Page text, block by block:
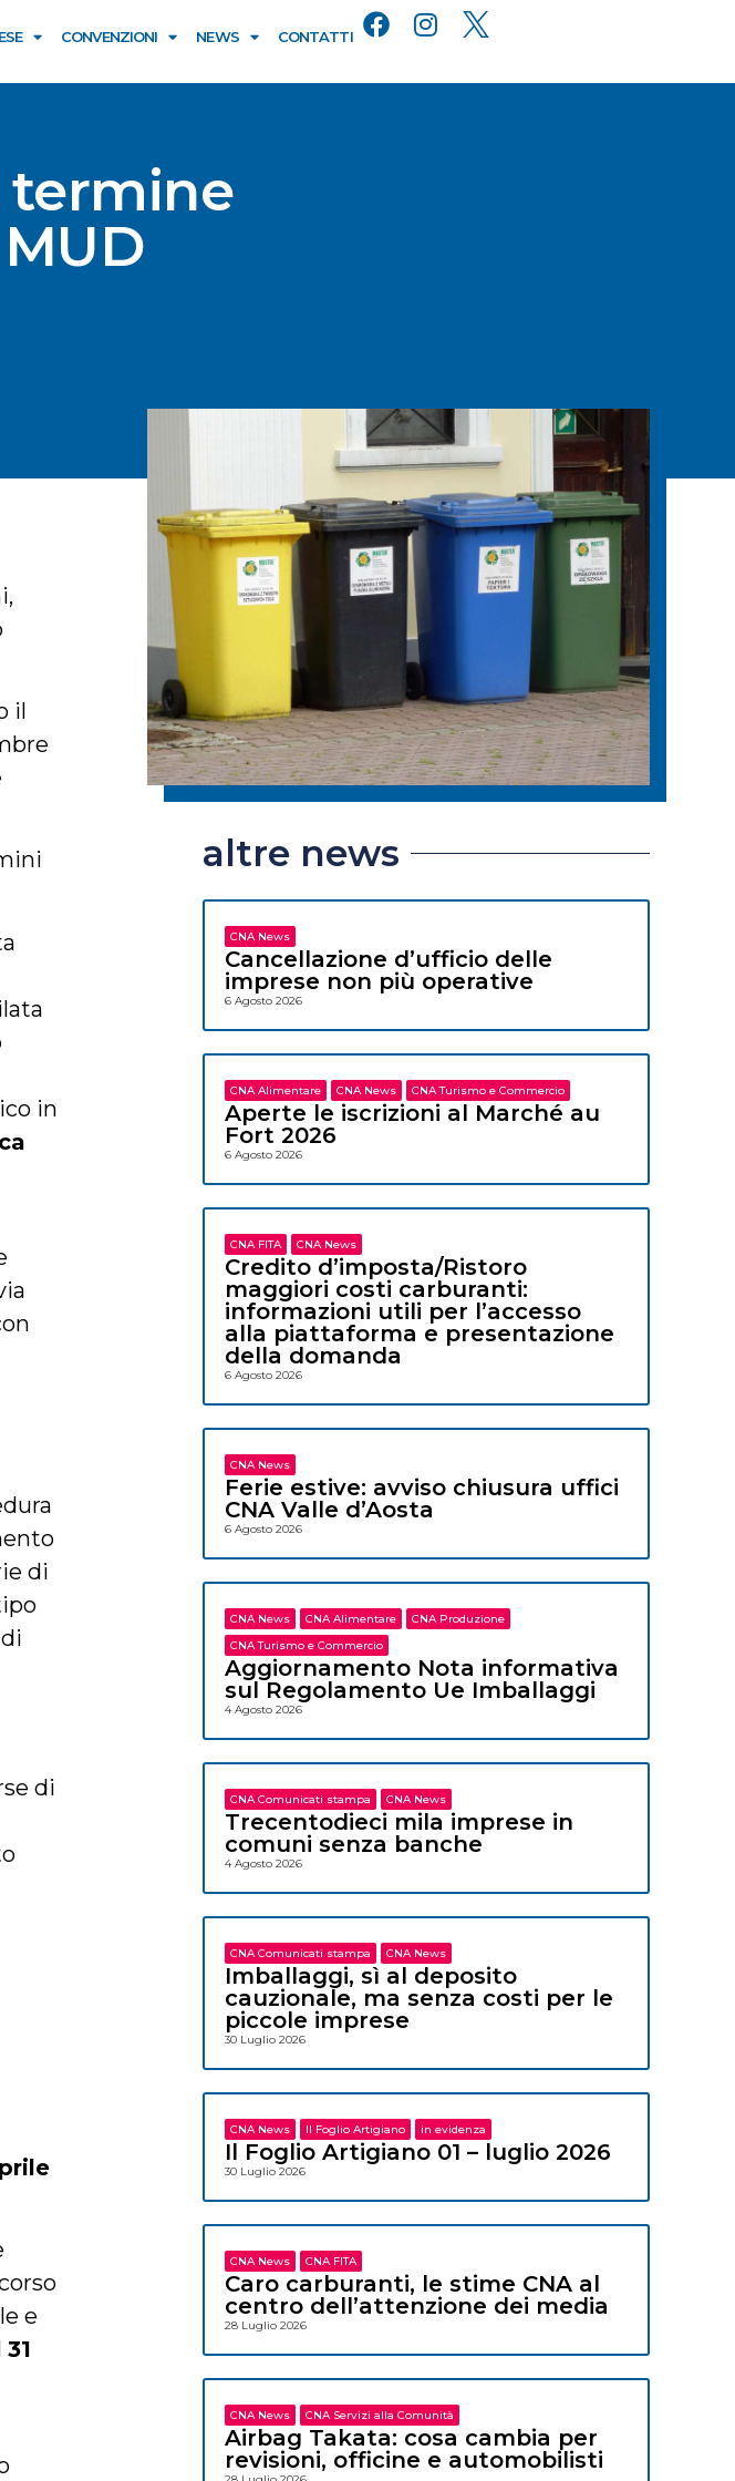
CONVENZIONI NEWS CONTATTI
termine
il
in
di
di
e
31
altre news
CNA News
Cancellazione d’ufficio delle
imprese non più operative
6 Agosto 2026
CNA Alimentare CNA News CNA Turismo e Commercio
Aperte le iscrizioni al Marché au
Fort 2026
6 Agosto 2026
CNA FITA CNA News
Credito d’imposta/Ristoro
maggiori costi carburanti:
informazioni utili per l’accesso
alla piattaforma e presentazione
della domanda
6 Agosto 2026
CNA News
Ferie estive: avviso chiusura uffici
CNA Valle d’Aosta
6 Agosto 2026
CNA News CNA Alimentare
CNA Produzione
CNA Turismo e Commercio
Aggiornamento Nota informativa
sul Regolamento Ue Imballaggi
4 Agosto 2026
CNA Comunicati stampa CNA News
Trecentodieci mila imprese in
comuni senza banche
4 Agosto 2026
CNA Comunicati stampa CNA News
Imballaggi, sì al deposito
cauzionale, ma senza costi per le
piccole imprese
30 Luglio 2026
CNA News Il Foglio Artigiano in evidenza
Il Foglio Artigiano 01 – luglio 2026
30 Luglio 2026
CNA News CNA FITA
Caro carburanti, le stime CNA al
centro dell’attenzione dei media
28 Luglio 2026
CNA News CNA Servizi alla Comunità
Airbag Takata: cosa cambia per
revisioni, officine e automobilisti